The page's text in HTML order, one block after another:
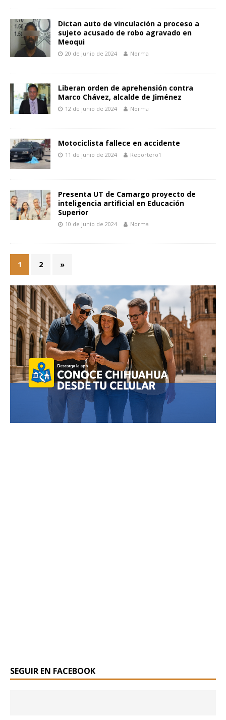
Dictan auto de vinculación a proceso a
sujeto acusado de robo agravado en
Meoqui
20 de junio de 2024 Norma
Liberan orden de aprehensión contra
Marco Chávez, alcalde de Jiménez
12 de junio de 2024 Norma
Motociclista fallece en accidente
11 de junio de 2024 Reportero1
Presenta UT de Camargo proyecto de
inteligencia artificial en Educación
Superior
10 de junio de 2024 Norma
1 2 »
SEGUIR EN FACEBOOK